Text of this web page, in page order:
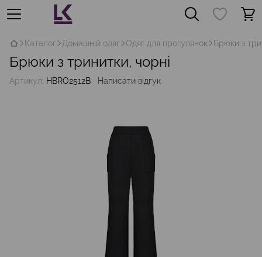
Каталог Домашній одяг Одяг для прогулянок Брюки з
Брюки з тринитки, чорні
Артикул: HBRO2512B Написати відгук